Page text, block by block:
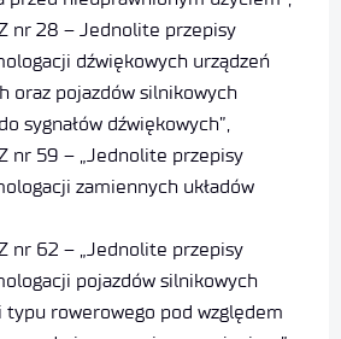
nr 28 – Jednolite przepisy
dźwiękowych urządzeń
oraz pojazdów silnikowych
sygnałów dźwiękowych”,
nr 59 – „Jednolite przepisy
zamiennych układów
nr 62 – „Jednolite przepisy
pojazdów silnikowych
typu rowerowego pod względem